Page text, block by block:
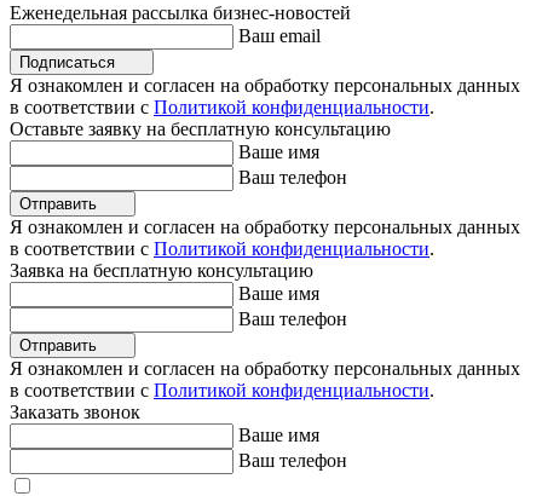
Еженедельная рассылка бизнес-новостей
Ваш email
Подписаться
Я ознакомлен и согласен на обработку персональных данных
в соответствии с Политикой конфиденциальности.
Оставьте заявку на бесплатную консультацию
Ваше имя
Ваш телефон
Отправить
Я ознакомлен и согласен на обработку персональных данных
в соответствии с Политикой конфиденциальности.
Заявка на бесплатную консультацию
Ваше имя
Ваш телефон
Отправить
Я ознакомлен и согласен на обработку персональных данных
в соответствии с Политикой конфиденциальности.
Заказать звонок
Ваше имя
Ваш телефон